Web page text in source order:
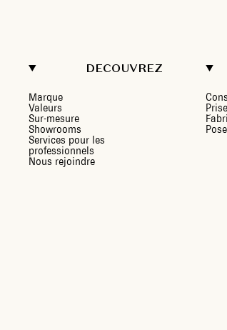
DECOUVREZ
Marque
Valeurs
Sur-mesure
Showrooms
Services pour les
professionnels
Nous rejoindre